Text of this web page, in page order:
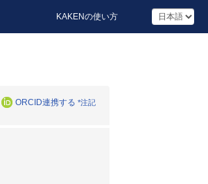
KAKENの使い方
ORCID連携する *注記